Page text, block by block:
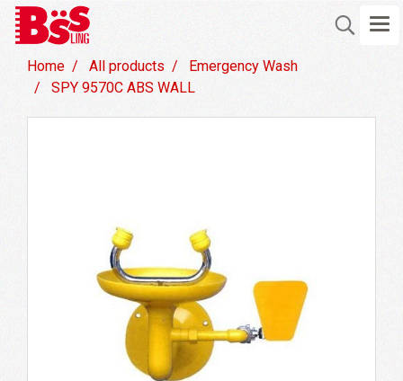
Home All products
Emergency Wash
SPY 9570C ABS WALL